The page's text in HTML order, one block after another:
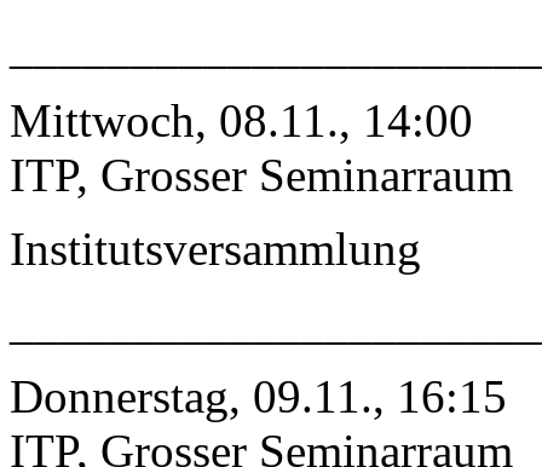
Mittwoch, 08.11., 14:00
ITP, Grosser Seminarraum
Institutsversammlung
Donnerstag, 09.11., 16:15
ITP, Grosser Seminarraum